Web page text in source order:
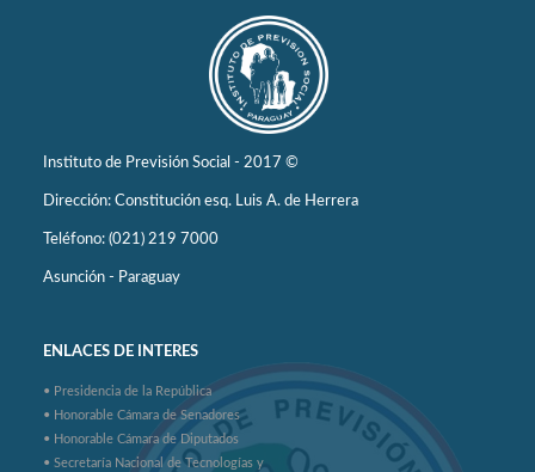
Instituto de Previsión Social - 2017 ©
Dirección: Constitución esq. Luis A. de Herrera
Teléfono: (021) 219 7000
Asunción - Paraguay
ENLACES DE INTERES
• Presidencia de la República
• Honorable Cámara de Senadores
• Honorable Cámara de Diputados
• Secretaría Nacional de Tecnologías y